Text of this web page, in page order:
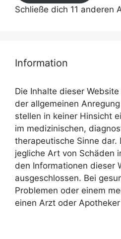
Schließe dich 11 anderen
Information
Die Inhalte dieser
der allgemeinen
stellen in keiner Hinsicht
im medizinischen,
therapeutische Sinne dar.
jegliche Art von Schäden
den Informationen dieser
ausgeschlossen. Bei
Problemen oder einem
einen Arzt oder